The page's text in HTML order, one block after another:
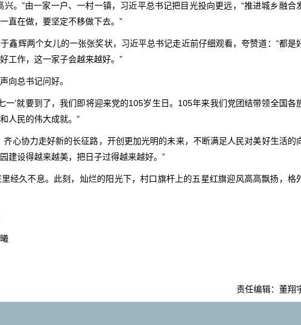
兴。”由一家一户、一村一镇，习近平总书记把目光投向更远，“推进城乡融合
直在做，要坚定不移做下去。”
鑫辉两个女儿的一张张奖状，习近平总书记走近前仔细观看，夸赞道：“都是
工作，这一家子会越来越好。”
向总书记问好。
一’就要到了，我们即将迎来党的105岁生日。105年来我们党团结带领全国各
人民的伟大成就。”
齐心协力走好新的长征路，开创更加光明的未来，不断满足人民对美好生活的
建设得越来越美，把日子过得越来越好。”
经久不息。此刻，灿烂的阳光下，村口旗杆上的五星红旗迎风高高飘扬，格
责任编辑：董翔